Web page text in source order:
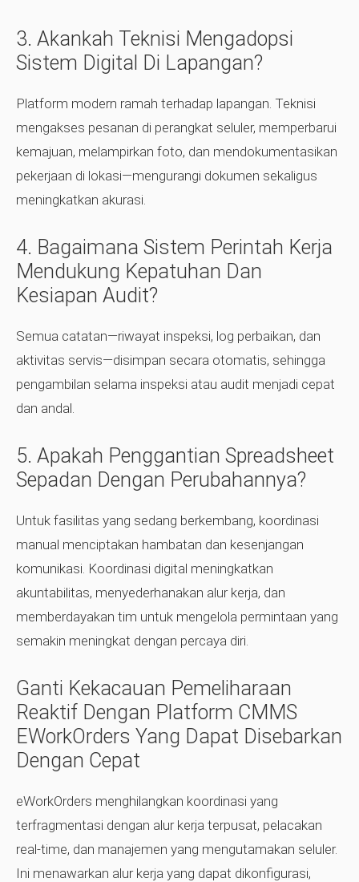
3. Akankah Teknisi Mengadopsi
Sistem Digital Di Lapangan?
Platform modern ramah terhadap lapangan. Teknisi
mengakses pesanan di perangkat seluler, memperbarui
kemajuan, melampirkan foto, dan mendokumentasikan
pekerjaan di lokasi—mengurangi dokumen sekaligus
meningkatkan akurasi.
4. Bagaimana Sistem Perintah Kerja
Mendukung Kepatuhan Dan
Kesiapan Audit?
Semua catatan—riwayat inspeksi, log perbaikan, dan
aktivitas servis—disimpan secara otomatis, sehingga
pengambilan selama inspeksi atau audit menjadi cepat
dan andal.
5. Apakah Penggantian Spreadsheet
Sepadan Dengan Perubahannya?
Untuk fasilitas yang sedang berkembang, koordinasi
manual menciptakan hambatan dan kesenjangan
komunikasi. Koordinasi digital meningkatkan
akuntabilitas, menyederhanakan alur kerja, dan
memberdayakan tim untuk mengelola permintaan yang
semakin meningkat dengan percaya diri.
Ganti Kekacauan Pemeliharaan
Reaktif Dengan Platform CMMS
EWorkOrders Yang Dapat Disebarkan
Dengan Cepat
eWorkOrders menghilangkan koordinasi yang
terfragmentasi dengan alur kerja terpusat, pelacakan
real-time, dan manajemen yang mengutamakan seluler.
Ini menawarkan alur kerja yang dapat dikonfigurasi,